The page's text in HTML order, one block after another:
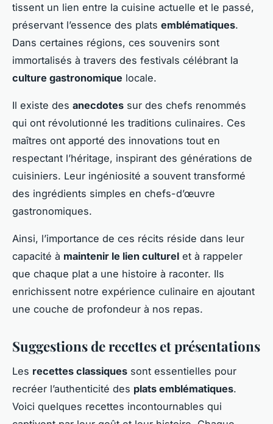
tissent un lien entre la cuisine actuelle et le passé,
préservant l’essence des plats emblématiques.
Dans certaines régions, ces souvenirs sont
immortalisés à travers des festivals célébrant la
culture gastronomique locale.
Il existe des anecdotes sur des chefs renommés
qui ont révolutionné les traditions culinaires. Ces
maîtres ont apporté des innovations tout en
respectant l’héritage, inspirant des générations de
cuisiniers. Leur ingéniosité a souvent transformé
des ingrédients simples en chefs-d’œuvre
gastronomiques.
Ainsi, l’importance de ces récits réside dans leur
capacité à maintenir le lien culturel et à rappeler
que chaque plat a une histoire à raconter. Ils
enrichissent notre expérience culinaire en ajoutant
une couche de profondeur à nos repas.
Suggestions de recettes et présentations
Les recettes classiques sont essentielles pour
recréer l’authenticité des plats emblématiques.
Voici quelques recettes incontournables qui